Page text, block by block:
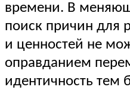
времени. В
поиск причин для
и ценностей не
оправданием
идентичность тем